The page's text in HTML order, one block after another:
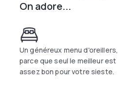
On adore...
Un généreux menu d'oreillers,
parce que seul le meilleur est
assez bon pour votre sieste.